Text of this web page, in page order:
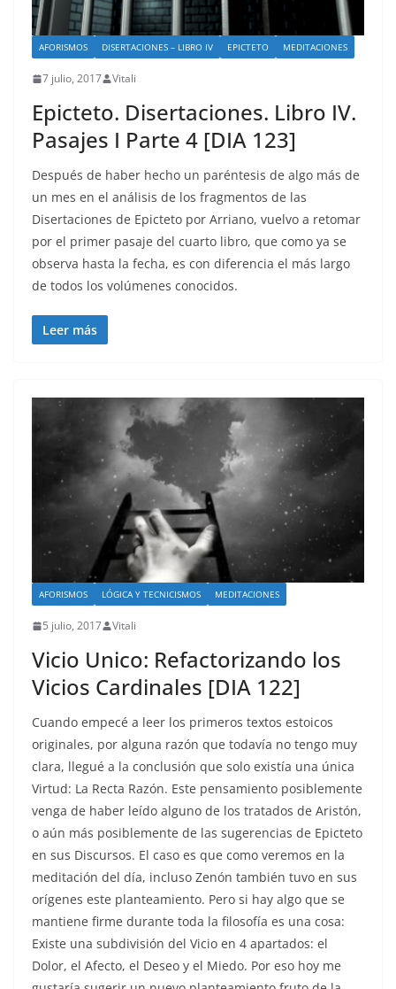
AFORISMOS DISERTACIONES – LIBRO IV EPICTETO MEDITACIONES
7 julio, 2017 Vitali
Epicteto. Disertaciones. Libro IV.
Pasajes I Parte 4 [DIA 123]
Después de haber hecho un paréntesis de algo más de
un mes en el análisis de los fragmentos de las
Disertaciones de Epicteto por Arriano, vuelvo a retomar
por el primer pasaje del cuarto libro, que como ya se
observa hasta la fecha, es con diferencia el más largo
de todos los volúmenes conocidos.
Leer más
AFORISMOS LÓGICA Y TECNICISMOS MEDITACIONES
5 julio, 2017 Vitali
Vicio Unico: Refactorizando los
Vicios Cardinales [DIA 122]
Cuando empecé a leer los primeros textos estoicos
originales, por alguna razón que todavía no tengo muy
clara, llegué a la conclusión que solo existía una única
Virtud: La Recta Razón. Este pensamiento posiblemente
venga de haber leído alguno de los tratados de Aristón,
o aún más posiblemente de las sugerencias de Epicteto
en sus Discursos. El caso es que como veremos en la
meditación del día, incluso Zenón también tuvo en sus
orígenes este planteamiento. Pero si hay algo que se
mantiene firme durante toda la filosofía es una cosa:
Existe una subdivisión del Vicio en 4 apartados: el
Dolor, el Afecto, el Deseo y el Miedo. Por eso hoy me